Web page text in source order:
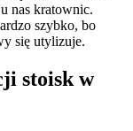
nas kratownic.
szybko, bo
się utylizuje.
stoisk w